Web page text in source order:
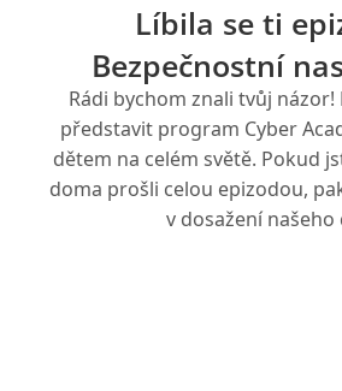
Líbila se ti
Bezpečnostní
Rádi bychom znali tvůj názor!
představit program Cyber
dětem na celém světě. Pokud
doma prošli celou epizodou,
v dosažení našeho